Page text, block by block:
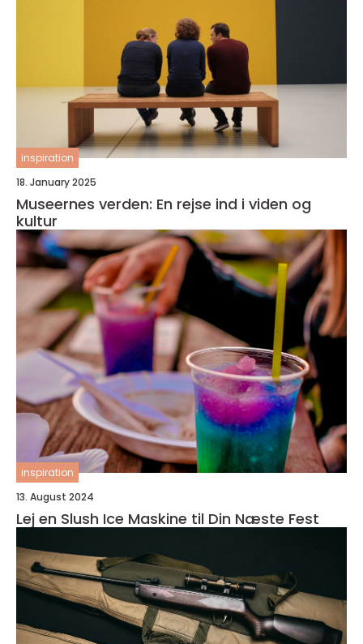
inspiration
18. January 2025
Museernes verden: En rejse ind i viden og
kultur
inspiration
13. August 2024
Lej en Slush Ice Maskine til Din Næste Fest